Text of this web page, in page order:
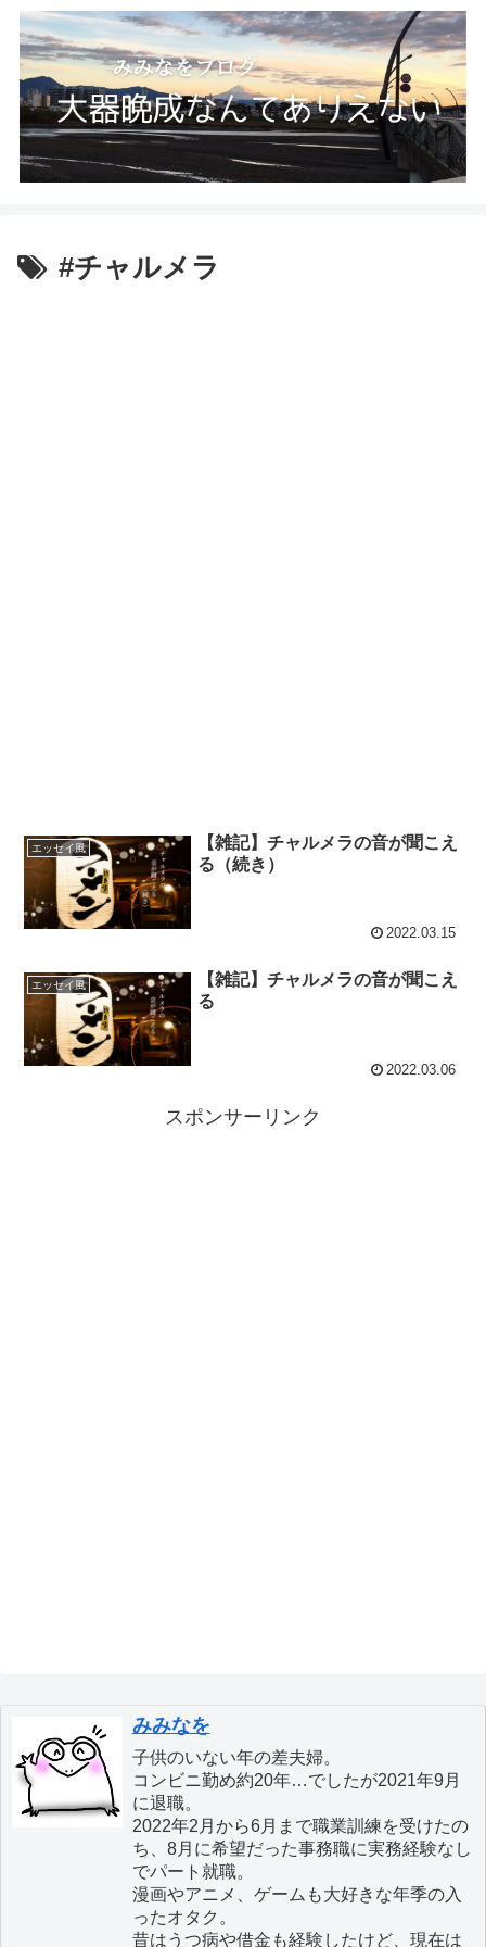
#チャルメラ
エッセイ風
【雑記】チャルメラの音が聞こえ
る（続き）
2022.03.15
エッセイ風
【雑記】チャルメラの音が聞こえ
る
2022.03.06
スポンサーリンク
みみなを
子供のいない年の差夫婦。
コンビニ勤め約20年…でしたが2021年9月
に退職。
2022年2月から6月まで職業訓練を受けたの
ち、8月に希望だった事務職に実務経験なし
でパート就職。
漫画やアニメ、ゲームも大好きな年季の入
ったオタク。
昔はうつ病や借金も経験したけど、現在は